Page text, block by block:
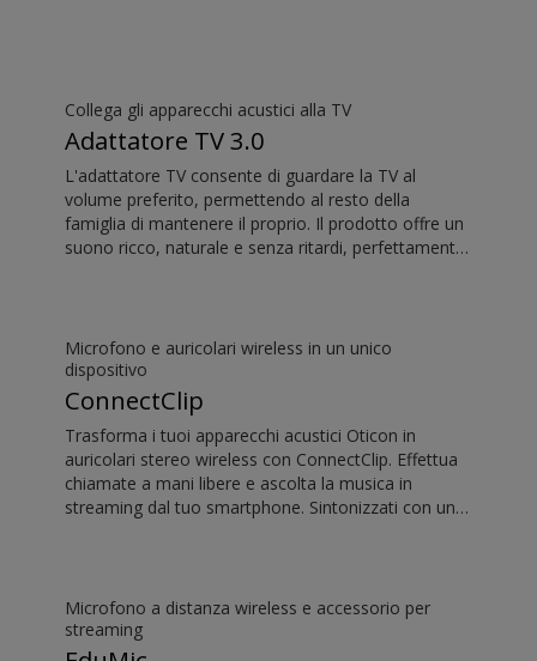
libere dal telefono fisso.
Collega gli apparecchi acustici alla TV
Adattatore TV 3.0
L'adattatore TV consente di guardare la TV al
volume preferito, permettendo al resto della
famiglia di mantenere il proprio. Il prodotto offre un
suono ricco, naturale e senza ritardi, perfettamente
Microfono e auricolari wireless in un unico
dispositivo
ConnectClip
Trasforma i tuoi apparecchi acustici Oticon in
auricolari stereo wireless con ConnectClip. Effettua
chiamate a mani libere e ascolta la musica in
streaming dal tuo smartphone. Sintonizzati con una
apparecchi acustici.
Microfono a distanza wireless e accessorio per
streaming